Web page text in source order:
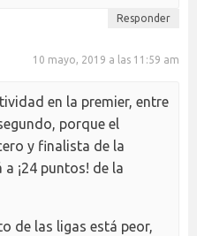
Responder
10 mayo, 2019 a las 11:59 am
en la premier, entre
porque el
y finalista de la
¡24 puntos! de la
de las ligas está peor,